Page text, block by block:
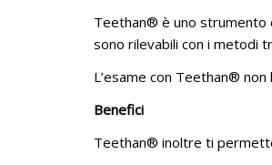
Teethan® è uno strumento
sono rilevabili con i metodi
L’esame con Teethan®
Benefici
Teethan® inoltre ti